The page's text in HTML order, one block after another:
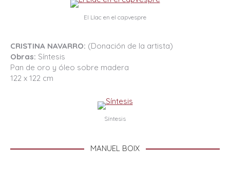
El Llac en el capvespre
CRISTINA NAVARRO: (Donación de la artista)
Obras: Síntesis
Pan de oro y óleo sobre madera
122 x 122 cm
Síntesis
MANUEL BOIX